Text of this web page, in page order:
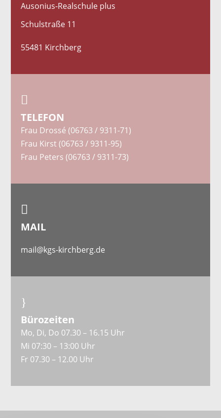
Ausonius-Realschule plus
Schulstraße 11
55481 Kirchberg

TELEFON
Frau Drossé (06763 / 9311-71)
Frau Kirst (06763 / 9311-95)
Frau Peters (06763 / 9311-73)

MAIL
mail@kgs-kirchberg.de
}
Bürozeiten
Mo, Di, Do 07.30 – 16.15 Uhr
Mi 07:30 – 13:00 Uhr
Fr 07.30 – 12.00 Uhr